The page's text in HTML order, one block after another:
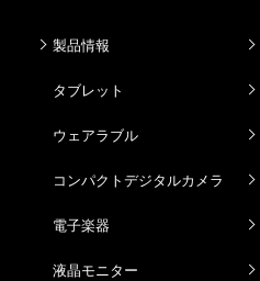
製品情報
タブレット
ウェアラブル
コンパクトデジタルカメラ
電子楽器
液晶モニター